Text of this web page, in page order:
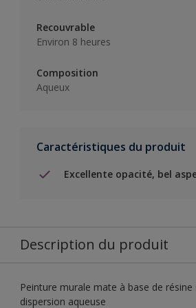
Recouvrable
Environ 8 heures
Composition
Aqueux
Caractéristiques du produit
Excellente opacité, bel
Description du produit
Peinture murale mate à base de
dispersion aqueuse